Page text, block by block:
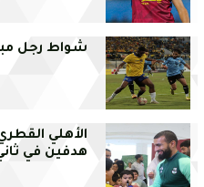
شواط رجل
الأهلي
هدفين في